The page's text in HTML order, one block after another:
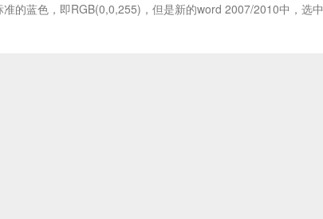
的蓝色，即RGB(0,0,255)，但是新的word 2007/2010中，选中